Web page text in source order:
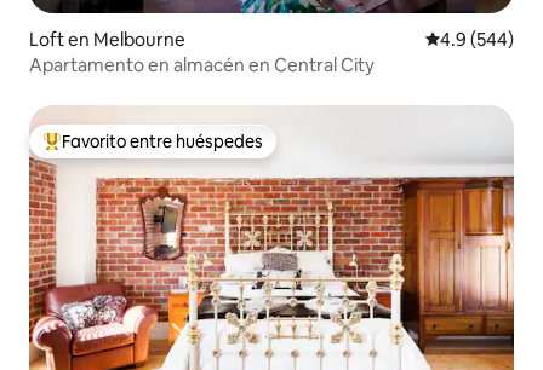
Loft en Melbourne Calificación
4.9 (544)
Apartamento en almacén en Central City
De los mejores en Favorito entre huéspedes
Favorito entre huéspedes